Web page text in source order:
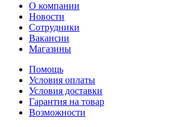
О компании
Новости
Сотрудники
Вакансии
Магазины
Помощь
Условия оплаты
Условия доставки
Гарантия на товар
Возможности